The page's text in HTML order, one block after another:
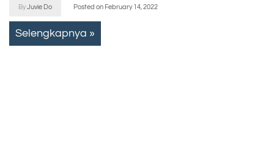
ByJuvie Do Posted on February 14, 2022
Selengkapnya »